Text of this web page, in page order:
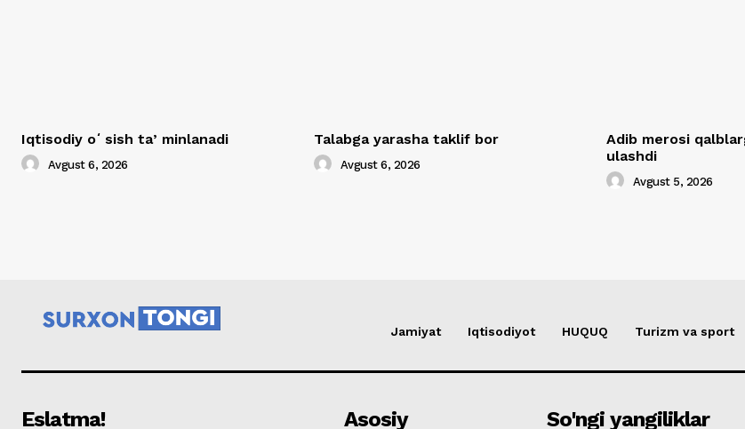
Iqtisodiy oʻsish taʼminlanadi
Avgust 6, 2026
Talabga yarasha taklif bor
Avgust 6, 2026
Adib merosi
ulashdi
Avgust 5, 2026
Jamiyat Iqtisodiyot HUQUQ Turizm va sport
Eslatma! Asosiy So'ngi yangiliklar